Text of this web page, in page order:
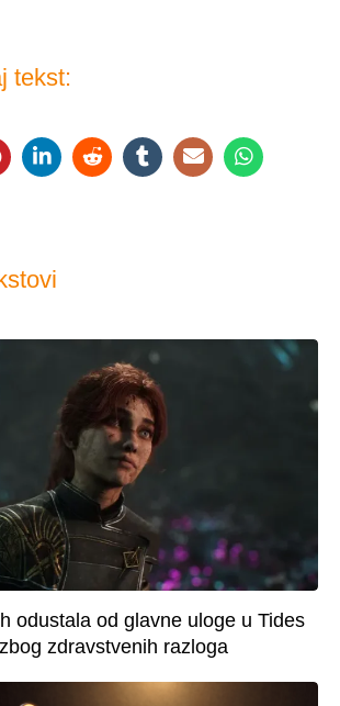
tekst:
odustala od glavne uloge u Tides
zdravstvenih razloga